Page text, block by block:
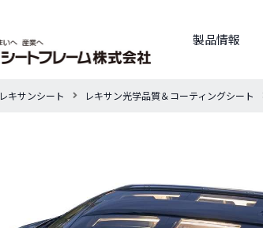
製品情報
レキサンシート レキサン光学品質＆コーティングシート